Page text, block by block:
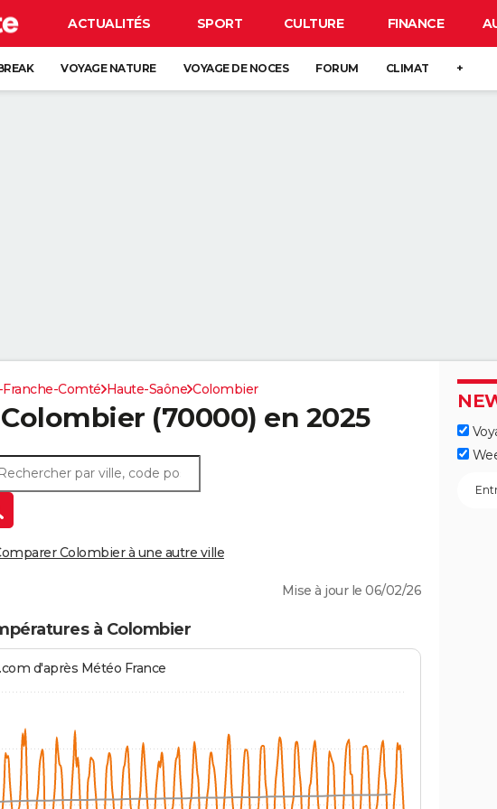
ACTUALITÉS SPORT CULTURE FINANCE
VOYAGE NATURE VOYAGE DE NOCES FORUM CLIMAT +
Comté Haute-Saône Colombier
Colombier (70000) en 2025
Colombier à une autre ville
Mise à jour le 06/02/26
à Colombier
d'après Météo France